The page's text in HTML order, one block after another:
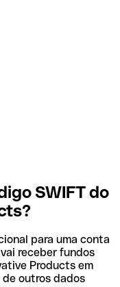
SWIFT do
para uma conta
receber fundos
Products em
de outros dados